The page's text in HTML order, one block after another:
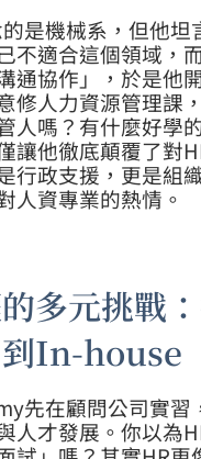
是機械系，但他坦
不適合這個領域，
通協作」，於是他
修人力資源管理課
人嗎？有什麼好學
讓他徹底顛覆了對
行政支援，更是組
人資專業的熱情。
多元挑戰
In-house
先在顧問公司實習
人才發展。你以為